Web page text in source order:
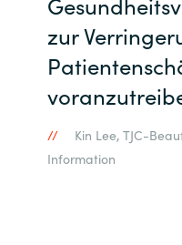
zur
Kin Lee, TJC-
Information